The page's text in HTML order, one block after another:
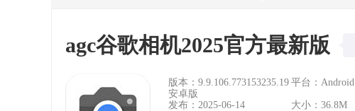
agc谷歌相机2025官方最新版
版本：9.9.106.773153235.19
安卓版
平台：Android
发布：2025-06-14 大小：36.8M